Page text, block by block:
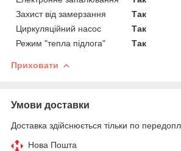
Захист від замерзання
Так
Циркуляційний насос
Так
Режим "тепла підлога"
Так
Приховати
Умови доставки
Доставка здійснюється тільки по
Нова Пошта